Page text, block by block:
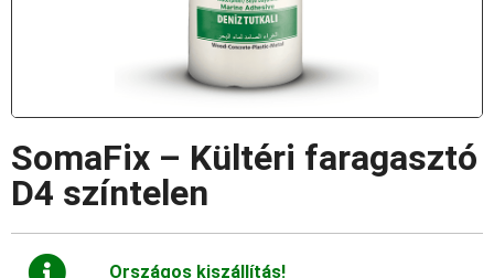
SomaFix – Kültéri faragasztó
D4 színtelen
Országos kiszállítás!